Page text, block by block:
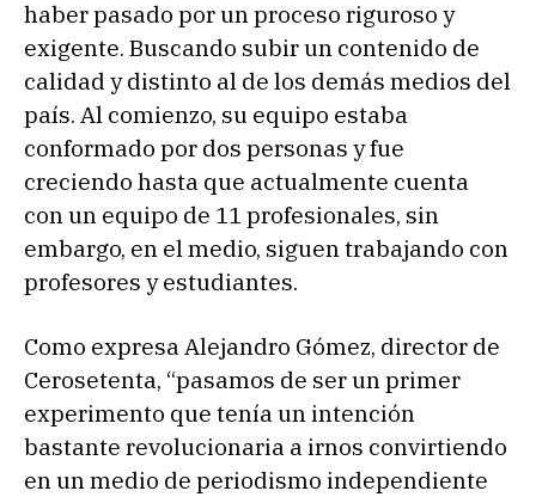
haber pasado por un proceso riguroso y
exigente. Buscando subir un contenido de
calidad y distinto al de los demás medios del
país. Al comienzo, su equipo estaba
conformado por dos personas y fue
creciendo hasta que actualmente cuenta
con un equipo de 11 profesionales, sin
embargo, en el medio, siguen trabajando con
profesores y estudiantes.
Como expresa Alejandro Gómez, director de
Cerosetenta, “pasamos de ser un primer
experimento que tenía un intención
bastante revolucionaria a irnos convirtiendo
en un medio de periodismo independiente